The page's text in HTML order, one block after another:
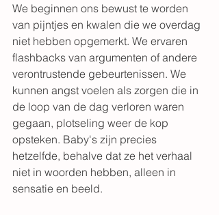
We beginnen ons bewust te worden
van pijntjes en kwalen die we overdag
niet hebben opgemerkt. We ervaren
flashbacks van argumenten of andere
verontrustende gebeurtenissen. We
kunnen angst voelen als zorgen die in
de loop van de dag verloren waren
gegaan, plotseling weer de kop
opsteken. Baby's zijn precies
hetzelfde, behalve dat ze het verhaal
niet in woorden hebben, alleen in
sensatie en beeld.